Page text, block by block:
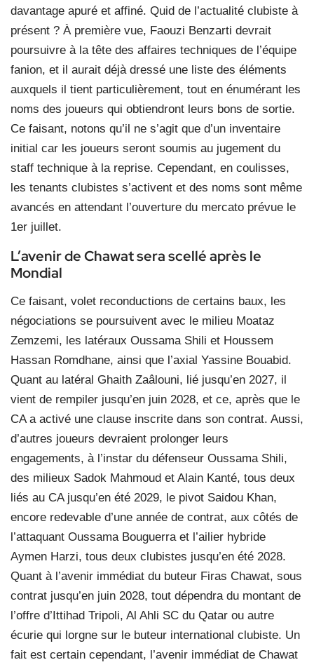
davantage apuré et affiné. Quid de l’actualité clubiste à
présent ? À première vue, Faouzi Benzarti devrait
poursuivre à la tête des affaires techniques de l’équipe
fanion, et il aurait déjà dressé une liste des éléments
auxquels il tient particulièrement, tout en énumérant les
noms des joueurs qui obtiendront leurs bons de sortie.
Ce faisant, notons qu’il ne s’agit que d’un inventaire
initial car les joueurs seront soumis au jugement du
staff technique à la reprise. Cependant, en coulisses,
les tenants clubistes s’activent et des noms sont même
avancés en attendant l’ouverture du mercato prévue le
1er juillet.
L’avenir de Chawat sera scellé après le
Mondial
Ce faisant, volet reconductions de certains baux, les
négociations se poursuivent avec le milieu Moataz
Zemzemi, les latéraux Oussama Shili et Houssem
Hassan Romdhane, ainsi que l’axial Yassine Bouabid.
Quant au latéral Ghaith Zaâlouni, lié jusqu’en 2027, il
vient de rempiler jusqu’en juin 2028, et ce, après que le
CA a activé une clause inscrite dans son contrat. Aussi,
d’autres joueurs devraient prolonger leurs
engagements, à l’instar du défenseur Oussama Shili,
des milieux Sadok Mahmoud et Alain Kanté, tous deux
liés au CA jusqu’en été 2029, le pivot Saidou Khan,
encore redevable d’une année de contrat, aux côtés de
l’attaquant Oussama Bouguerra et l’ailier hybride
Aymen Harzi, tous deux clubistes jusqu’en été 2028.
Quant à l’avenir immédiat du buteur Firas Chawat, sous
contrat jusqu’en juin 2028, tout dépendra du montant de
l’offre d’Ittihad Tripoli, Al Ahli SC du Qatar ou autre
écurie qui lorgne sur le buteur international clubiste. Un
fait est certain cependant, l’avenir immédiat de Chawat